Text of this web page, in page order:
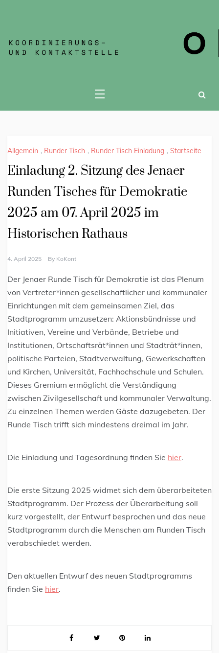
Allgemein , Runder Tisch , Runder Tisch Einladung , Startseite
Einladung 2. Sitzung des Jenaer
Runden Tisches für Demokratie
2025 am 07. April 2025 im
Historischen Rathaus
4. April 2025 By KoKont
Der Jenaer Runde Tisch für Demokratie ist das Plenum
von Vertreter*innen gesellschaftlicher und kommunaler
Einrichtungen mit dem gemeinsamen Ziel, das
Stadtprogramm umzusetzen: Aktionsbündnisse und
Initiativen, Vereine und Verbände, Betriebe und
Institutionen, Ortschaftsrät*innen und Stadträt*innen,
politische Parteien, Stadtverwaltung, Gewerkschaften
und Kirchen, Universität, Fachhochschule und Schulen.
Dieses Gremium ermöglicht die Verständigung
zwischen Zivilgesellschaft und kommunaler Verwaltung.
Zu einzelnen Themen werden Gäste dazugebeten. Der
Runde Tisch trifft sich mindestens dreimal im Jahr.
Die Einladung und Tagesordnung finden Sie hier.
Die erste Sitzung 2025 widmet sich dem überarbeiteten
Stadtprogramm. Der Prozess der Überarbeitung soll
kurz vorgestellt, der Entwurf besprochen und das neue
Stadtprogramm durch die Menschen am Runden Tisch
verabschiedet werden.
Den aktuellen Entwurf des neuen Stadtprogramms
finden Sie hier.